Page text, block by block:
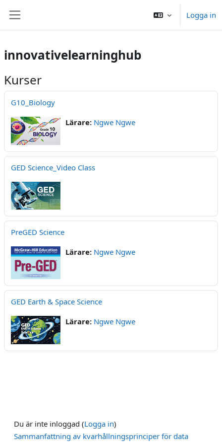
Logga in
innovativelearninghub
Kurser
G10_Biology
Lärare: Ngwe Ngwe
GED Science_Video Class
PreGED Science
Lärare: Ngwe Ngwe
GED Earth & Space Science
Lärare: Ngwe Ngwe
Du är inte inloggad (Logga in)
Sammanfattning av kvarhållningsprinciper för data